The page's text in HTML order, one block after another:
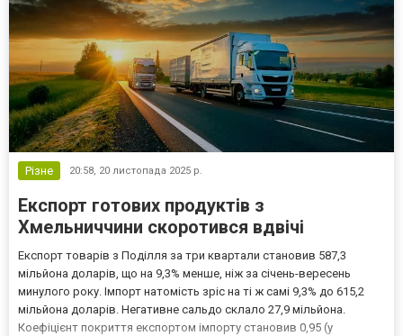
Різне 20:58, 20 листопада 2025 р.
Експорт готових продуктів з
Хмельниччини скоротився вдвічі
Експорт товарів з Поділля за три квартали становив 587,3
мільйона доларів, що на 9,3% менше, ніж за січень-вересень
минулого року. Імпорт натомість зріс на ті ж самі 9,3% до 615,2
мільйона доларів. Негативне сальдо склало 27,9 мільйона.
Коефіцієнт покриття експортом імпорту становив 0,95 (у